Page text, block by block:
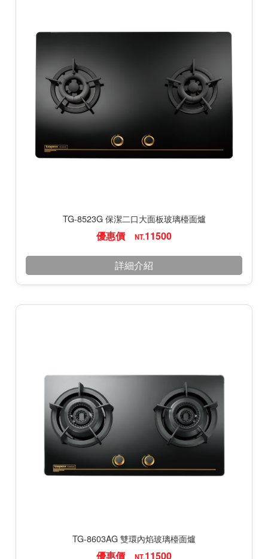
TG-8523G 保潔二口大面板玻璃檯面爐
優惠價 NT.11500
詳細介紹
TG-8603AG 雙環內焰玻璃檯面爐
優惠價 NT.11500